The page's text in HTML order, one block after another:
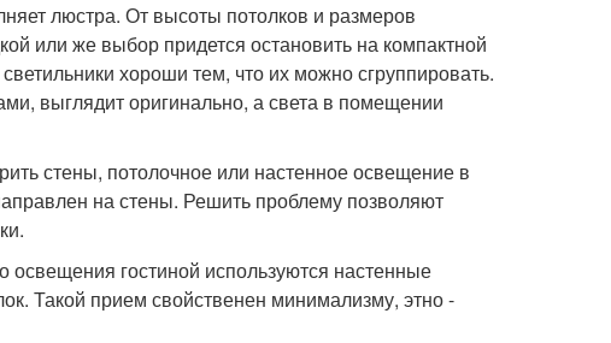
люстра. От высоты потолков и размеров
или же выбор придется остановить на компактной
хороши тем, что их можно сгруппировать.
выглядит оригинально, а света в помещении
стены, потолочное или настенное освещение в
на стены. Решить проблему позволяют
освещения гостиной используются настенные
Такой прием свойственен минимализму, этно -